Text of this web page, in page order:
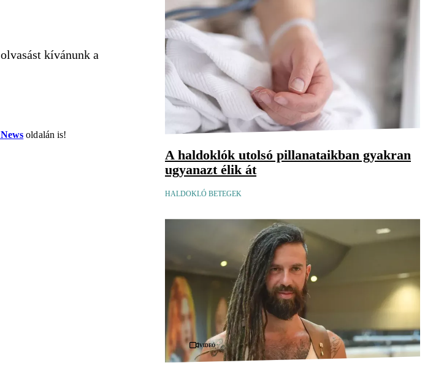
kívánunk a
oldalán is!
A haldoklók utolsó pillanataikban gyakran
ugyanazt élik át
HALDOKLÓ BETEGEK
Videó